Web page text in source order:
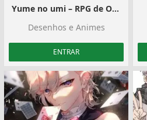
Yume no umi – RPG de One Piece!
Desenhos e Animes
ENTRAR